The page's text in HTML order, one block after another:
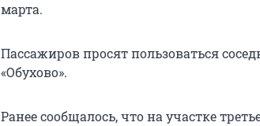
марта.
Пассажиров просят пользоваться
«Обухово».
Ранее сообщалось, что на участке